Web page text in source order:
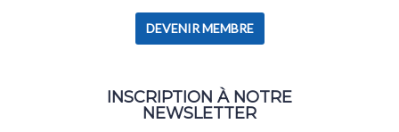
DEVENIR MEMBRE
INSCRIPTION À NOTRE
NEWSLETTER